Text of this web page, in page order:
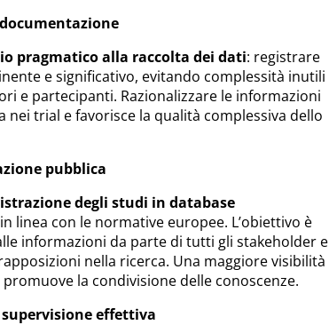
pragmatico alla raccolta dei dati: registrare
e significativo, evitando complessità inutili
e partecipanti. Razionalizzare le informazioni
nei trial e favorisce la qualità complessiva dello
pubblica
degli studi in database
linea con le normative europee. L’obiettivo è
informazioni da parte di tutti gli stakeholder e
nella ricerca. Una maggiore visibilità
la condivisione delle conoscenze.
effettiva